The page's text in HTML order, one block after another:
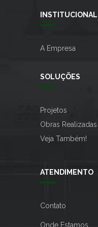
INSTITUCIONAL
A Empresa
SOLUÇÕES
Projetos
Obras Realizadas
Veja Também!
ATENDIMENTO
Contato
Onde Estamos